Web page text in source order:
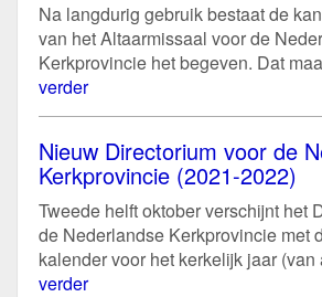
Na langdurig gebruik bestaat de
van het Altaarmissaal voor de
Kerkprovincie het begeven. Dat
verder
Nieuw Directorium voor de
Kerkprovincie (2021-2022)
Tweede helft oktober verschijnt het
de Nederlandse Kerkprovincie met
kalender voor het kerkelijk jaar (van
verder